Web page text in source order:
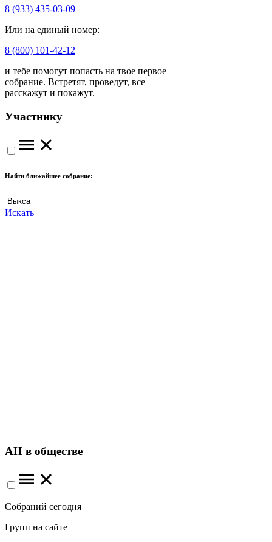
8 (933) 435-03-09
Или на единый номер:
8 (800) 101-42-12
и тебе помогут попасть на твое первое
собрание. Встретят, проведут, все
расскажут и покажут.
Участнику
Найти ближайшее собрание:
Искать
АН в обществе
Собраний сегодня
Групп на сайте